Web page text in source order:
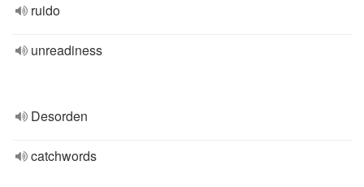
ruido
unreadiness
Desorden
catchwords